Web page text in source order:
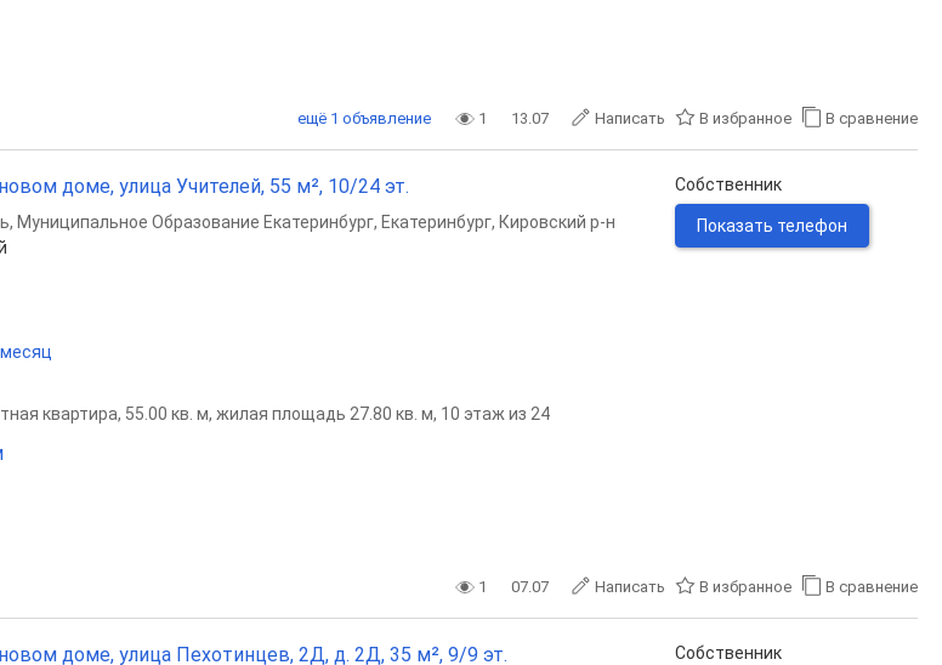
1 13.07 Написать В избранное В сравнение
ещё 1 объявление
доме, улица Учителей, 55 м², 10/24 эт.
, Муниципальное Образование Екатеринбург, Екатеринбург, Кировский р-н
квартира, 55.00 кв. м, жилая площадь 27.80 кв. м, 10 этаж из 24
Собственник
Показать телефон
1 07.07 Написать В избранное В сравнение
доме, улица Пехотинцев, 2Д, д. 2Д, 35 м², 9/9 эт. Собственник